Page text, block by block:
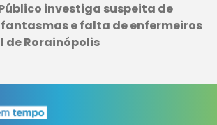
investiga suspeita de
e falta de enfermeiros
de Rorainópolis